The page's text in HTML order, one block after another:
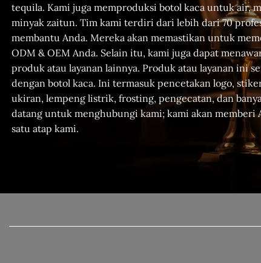
tequila. Kami juga memproduksi botol kaca untuk air,
minyak zaitun. Tim kami terdiri dari lebih dari 70
membantu Anda. Mereka akan memastikan untuk
ODM & OEM Anda. Selain itu, kami juga dapat
produk atau layanan lainnya. Produk atau layanan ini
dengan botol kaca. Ini termasuk pencetakan logo,
ukiran, lempeng listrik, frosting, pengecatan, dan
datang untuk menghubungi kami; kami akan memberi
satu atap kami.